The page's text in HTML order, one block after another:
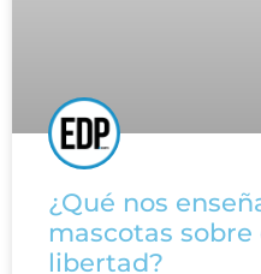
¿Qué nos
mascotas
libertad?